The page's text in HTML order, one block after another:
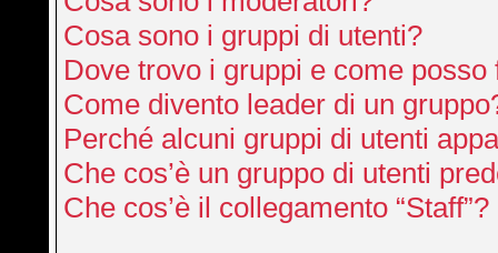
Cosa sono i gruppi di utenti?
Dove trovo i gruppi e come
Come divento leader di un
Perché alcuni gruppi di utenti
Che cos’è un gruppo di utenti
Che cos’è il collegamento “Staff”?